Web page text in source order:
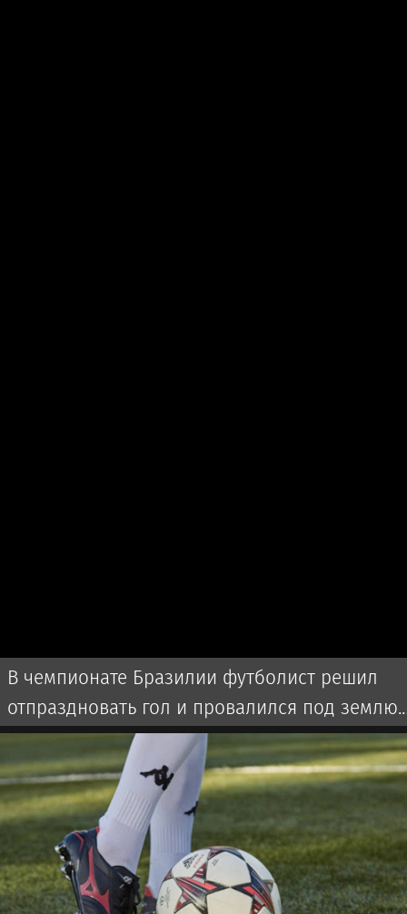
В чемпионате Бразилии футболист решил
отпраздновать гол и провалился под землю.
Видео